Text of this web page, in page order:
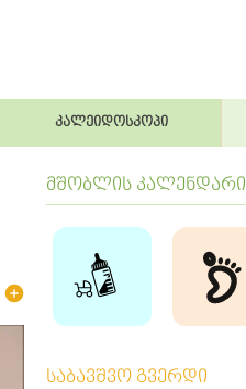
კალეიდოსკოპი
მშობლის კალენდარი
საბავშვო გვერდი